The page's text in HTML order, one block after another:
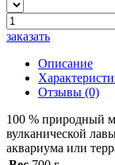
заказать
Описание
Отзывы (0)
100 % природный
вулканической
аквариума или